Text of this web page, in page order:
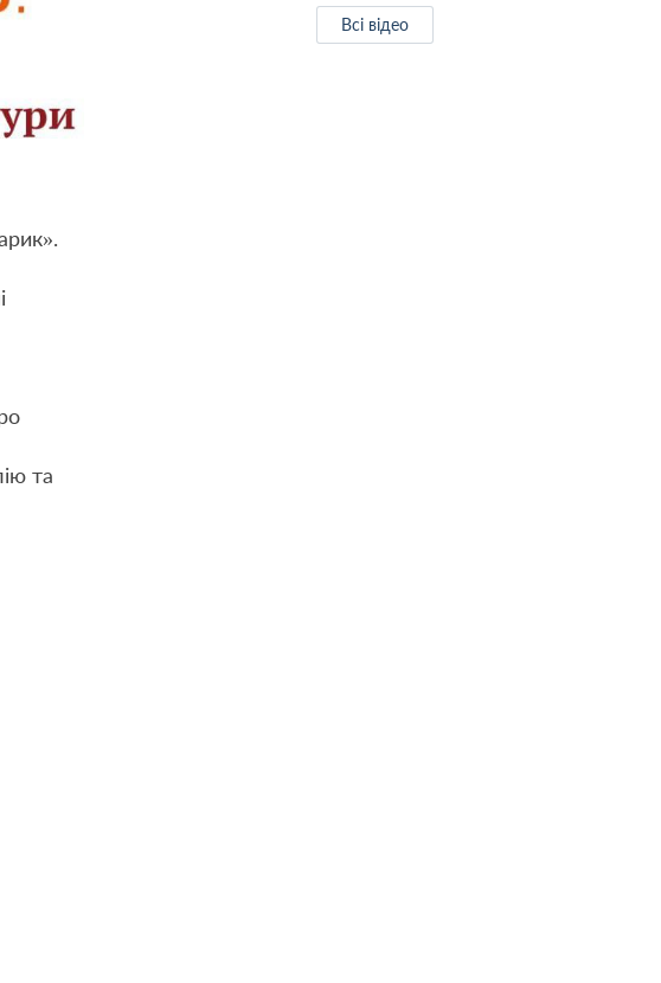
та
Всі відео